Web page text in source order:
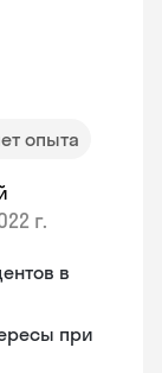
опыта
г.
в
при